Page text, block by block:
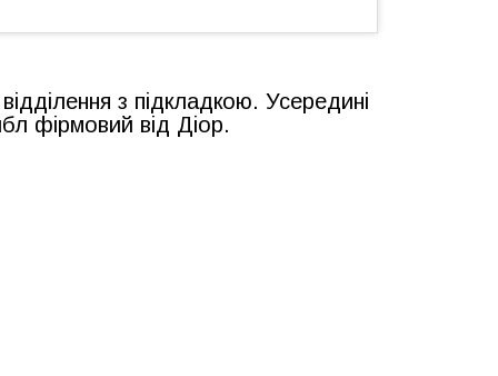
з підкладкою. Усередині
фірмовий від Діор.